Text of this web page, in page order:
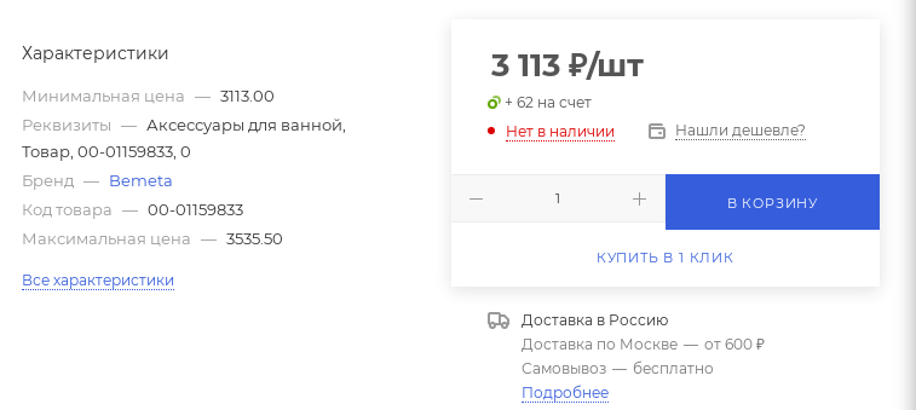
Характеристики
Минимальная цена — 3113.00
Реквизиты — Аксессуары для ванной,
Товар, 00-01159833, 0
Бренд — Bemeta
Код товара — 00-01159833
Максимальная цена — 3535.50
Все характеристики
3 113₽/шт
+ 62 на счет
Нет в наличии
Нашли дешевле?
В КОРЗИНУ
КУПИТЬ В 1 КЛИК
Доставка в Россию
Доставка по Москве — от 600 ₽
Самовывоз — бесплатно
Подробнее